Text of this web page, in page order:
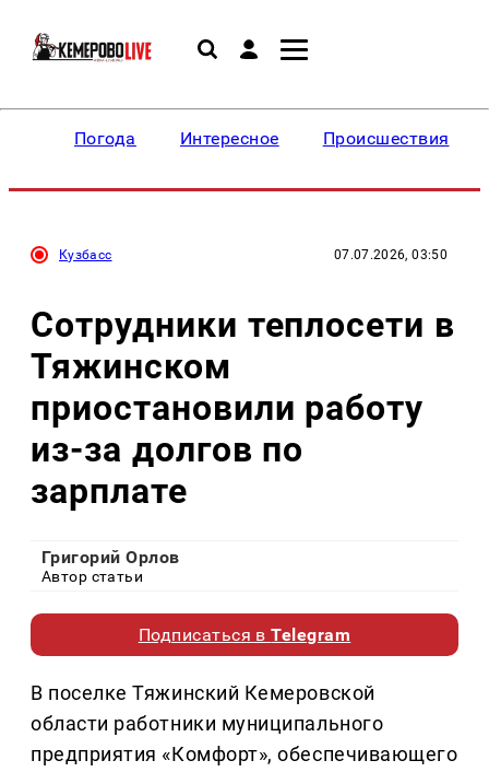
Погода Интересное Происшествия
Кузбасс 07.07.2026, 03:50
Сотрудники теплосети в
Тяжинском
приостановили работу
из-за долгов по
зарплате
Григорий Орлов
Автор статьи
Подписаться вTelegram
В поселке Тяжинский Кемеровской
области работники муниципального
предприятия «Комфорт», обеспечивающего